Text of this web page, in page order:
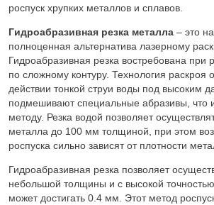
роспуск хрупких металлов и сплавов.
Гидроабразивная резка металла – это
полноценная альтернатива лазерному
Гидроабразивная резка востребована при
по сложному контуру. Технология раскроя
действии тонкой струи воды под высоким
подмешивают специальные абразивы, что
методу. Резка водой позволяет
металла до 100 мм толщиной, при этом
роспуска сильно зависят от плотности
Гидроабразивная резка позволяет
небольшой толщины и с высокой
может достигать 0.4 мм. Этот метод